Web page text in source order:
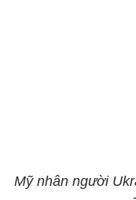
Mỹ nhân người